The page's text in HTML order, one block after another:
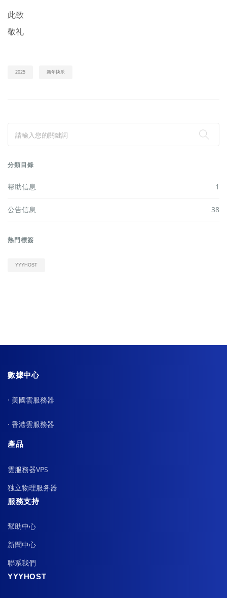
此致
敬礼
2025 新年快乐
分類目錄
帮助信息 1
公告信息 38
熱門標簽
YYYHOST
數據中心
· 美國雲服務器
· 香港雲服務器
產品
雲服務器VPS
独立物理服务器
服務支持
幫助中心
新聞中心
聯系我們
YYYHOST